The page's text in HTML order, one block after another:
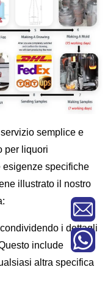
semplice e
per liquori
esigenze specifiche
illustrato il nostro
i dettagli
include
altra specifica